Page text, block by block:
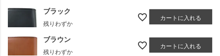
ブラック
残りわずか
カートに入れる
ブラウン
残りわずか
カートに入れる